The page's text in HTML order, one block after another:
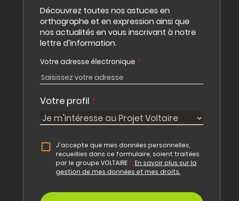
Découvrez toutes nos astuces en
orthographe et en expression ainsi que
nos actualités en vous inscrivant à notre
lettre d’information.
Votre adresse électronique *
Votre profil *
J'accepte que mes données personnelles,
recueillies dans ce formulaire, soient traitées
par le groupe VOLTAIRE *.En savoir plus sur la
gestion de mes données et mes droits.